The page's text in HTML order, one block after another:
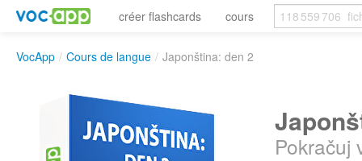
créer flashcards cours
VocApp / Cours de langue / Japonština: den 2
Pokračuj